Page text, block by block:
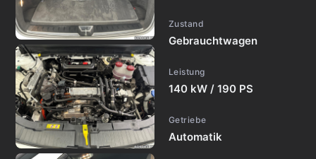
Zustand
Gebrauchtwagen
Leistung
140 kW / 190 PS
Getriebe
Automatik